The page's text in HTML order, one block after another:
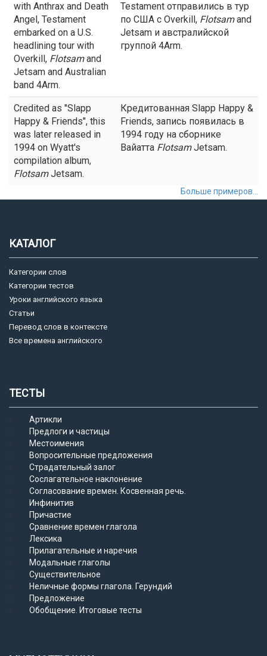
with Anthrax and Death
Angel, Testament
embarked on a U.S.
headlining tour with
Overkill, Flotsamand
Jetsam and Australian
band 4Arm.
Testament отправились в тур
по США с Overkill, Flotsamand
Jetsam и австралийской
группой 4Arm.
Credited as "Slapp
Happy & Friends", this
was later released in
1994 on Wyatt's
compilation album,
FlotsamJetsam.
Кредитованная Slapp Happy &
Friends, запись появилась в
1994 году на сборнике
Вайатта FlotsamJetsam.
Больше примеров...
КАТАЛОГ
Категории слов
Категории тестов
Уроки английского языка
Статьи
Перевод слов в контексте
Все времена английского
ТЕСТЫ
Артикли
Предлоги и частицы
Местоимения
Вопросительные предложения
Страдательный залог
Сослагательное наклонение
Согласование времен. Косвенная речь.
Инфинитив
Причастие
Сравнение времен глагола
Лексика
Прилагательные и наречия
Модальные глаголы
Существительное
Неличные формы глагола. Герундий
Предложение
Обобщение. Итоговые тесты